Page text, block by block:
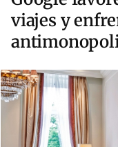
viajes y